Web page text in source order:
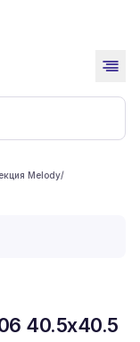
Melody/
40.5x40.5